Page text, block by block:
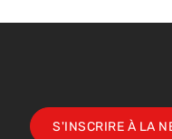
S'INSCRIRE À LA